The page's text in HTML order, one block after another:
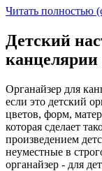
Читать полностью
Детский
Органайзер для
если это детский
цветов, форм,
которая сделает
произведением
неуместные в
органайзер - для